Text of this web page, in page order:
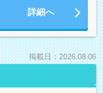
詳細へ
掲載日：2026.08.06